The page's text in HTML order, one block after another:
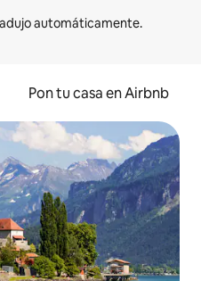
Pon tu casa en Airbnb